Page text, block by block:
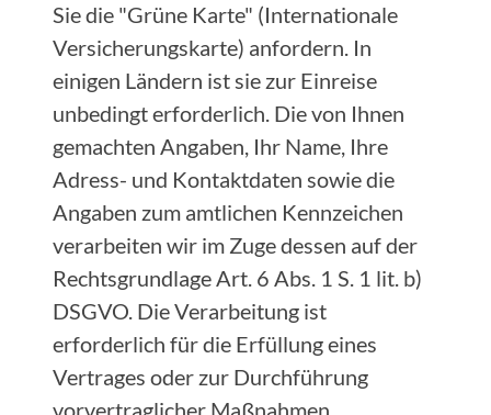
Sie die "Grüne Karte" (Internationale
Versicherungskarte) anfordern. In
einigen Ländern ist sie zur Einreise
unbedingt erforderlich. Die von Ihnen
gemachten Angaben, Ihr Name, Ihre
Adress- und Kontaktdaten sowie die
Angaben zum amtlichen Kennzeichen
verarbeiten wir im Zuge dessen auf der
Rechtsgrundlage Art. 6 Abs. 1 S. 1 lit. b)
DSGVO. Die Verarbeitung ist
erforderlich für die Erfüllung eines
Vertrages oder zur Durchführung
vorvertraglicher Maßnahmen.